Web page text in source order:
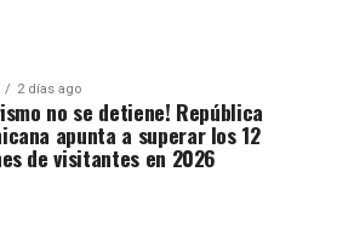
2 días ago
no se detiene! República
apunta a superar los 12
de visitantes en 2026